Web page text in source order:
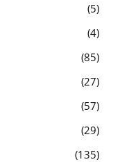
5
4
85
27
57
29
135